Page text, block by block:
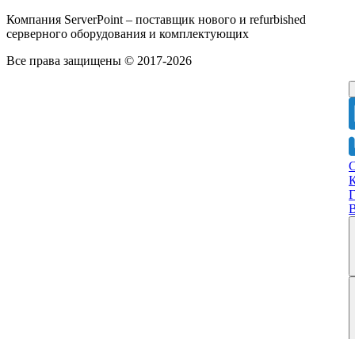
Компания ServerPoint – поставщик нового и refurbished
серверного оборудования и комплектующих
Все права защищены © 2017-2026